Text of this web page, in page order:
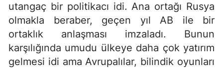
utangaç bir politikacı idi. Ana ortağı Rusya
olmakla beraber, geçen yıl AB ile bir
ortaklık anlaşması imzaladı. Bunun
karşılığında umudu ülkeye daha çok yatırım
gelmesi idi ama Avrupalılar, bilindik oyunları